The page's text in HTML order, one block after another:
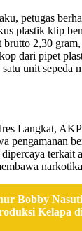
petugas
plastik klip
brutto 2,30
dari pipet
unit sepeda
Langkat,
pengamanan
terkait
Bobby
Kelapa